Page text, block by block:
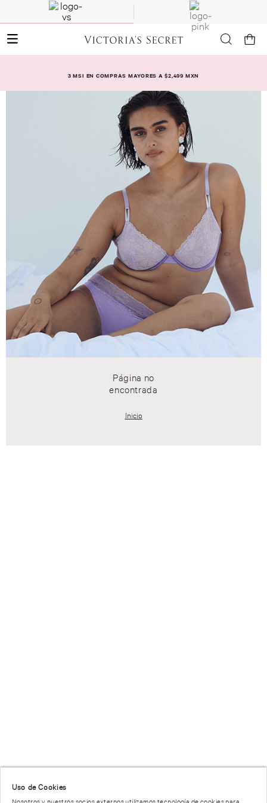
3 MSI EN COMPRAS MAYORES A $2,499 MXN
Uso de Cookies
Página no
encontrada
Inicio